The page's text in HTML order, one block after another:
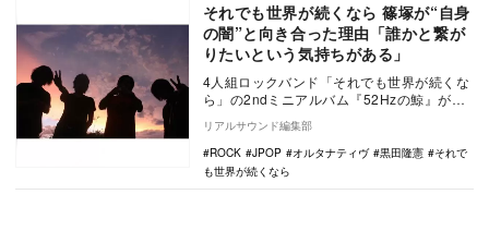
それでも世界が続くなら 篠塚が“自身
の闇”と向き合った理由「誰かと繋が
りたいという気持ちがある」
4人組ロックバンド「それでも世界が続くな
ら」の2ndミニアルバム『52Hzの鯨』がリ
リースされる。他の個体が聞き取れない52
ヘル…
リアルサウンド編集部
ROCK
JPOP オルタナティヴ 黒田隆憲
それで
も世界が続くなら